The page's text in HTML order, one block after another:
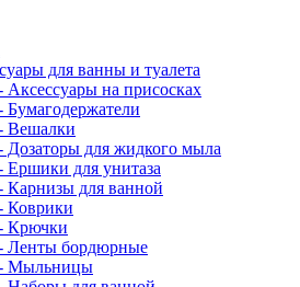
для ванны и туалета
Аксессуары на присосках
Бумагодержатели
Вешалки
Дозаторы для жидкого мыла
Ершики для унитаза
Карнизы для ванной
Коврики
Крючки
Ленты бордюрные
Мыльницы